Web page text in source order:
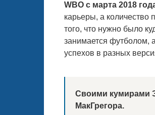
WBO с марта 2018
карьеры, а количество
того, что нужно было
занимается футболом,
успехов в разных
Своими кумирами
МакГрегора.